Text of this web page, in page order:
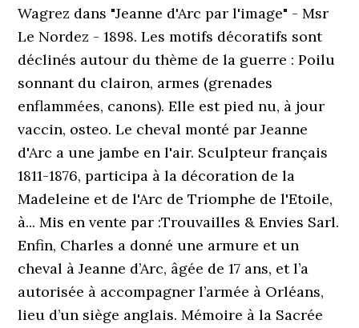
Wagrez dans "Jeanne d'Arc par l'image" - Msr
Le Nordez - 1898. Les motifs décoratifs sont
déclinés autour du thème de la guerre : Poilu
sonnant du clairon, armes (grenades
enflammées, canons). Elle est pied nu, à jour
vaccin, osteo. Le cheval monté par Jeanne
d'Arc a une jambe en l'air. Sculpteur français
1811-1876, participa à la décoration de la
Madeleine et de l'Arc de Triomphe de l'Etoile,
à... Mis en vente par :Trouvailles & Envies Sarl.
Enfin, Charles a donné une armure et un
cheval à Jeanne d’Arc, âgée de 17 ans, et l’a
autorisée à accompagner l’armée à Orléans,
lieu d’un siège anglais. Mémoire à la Sacrée